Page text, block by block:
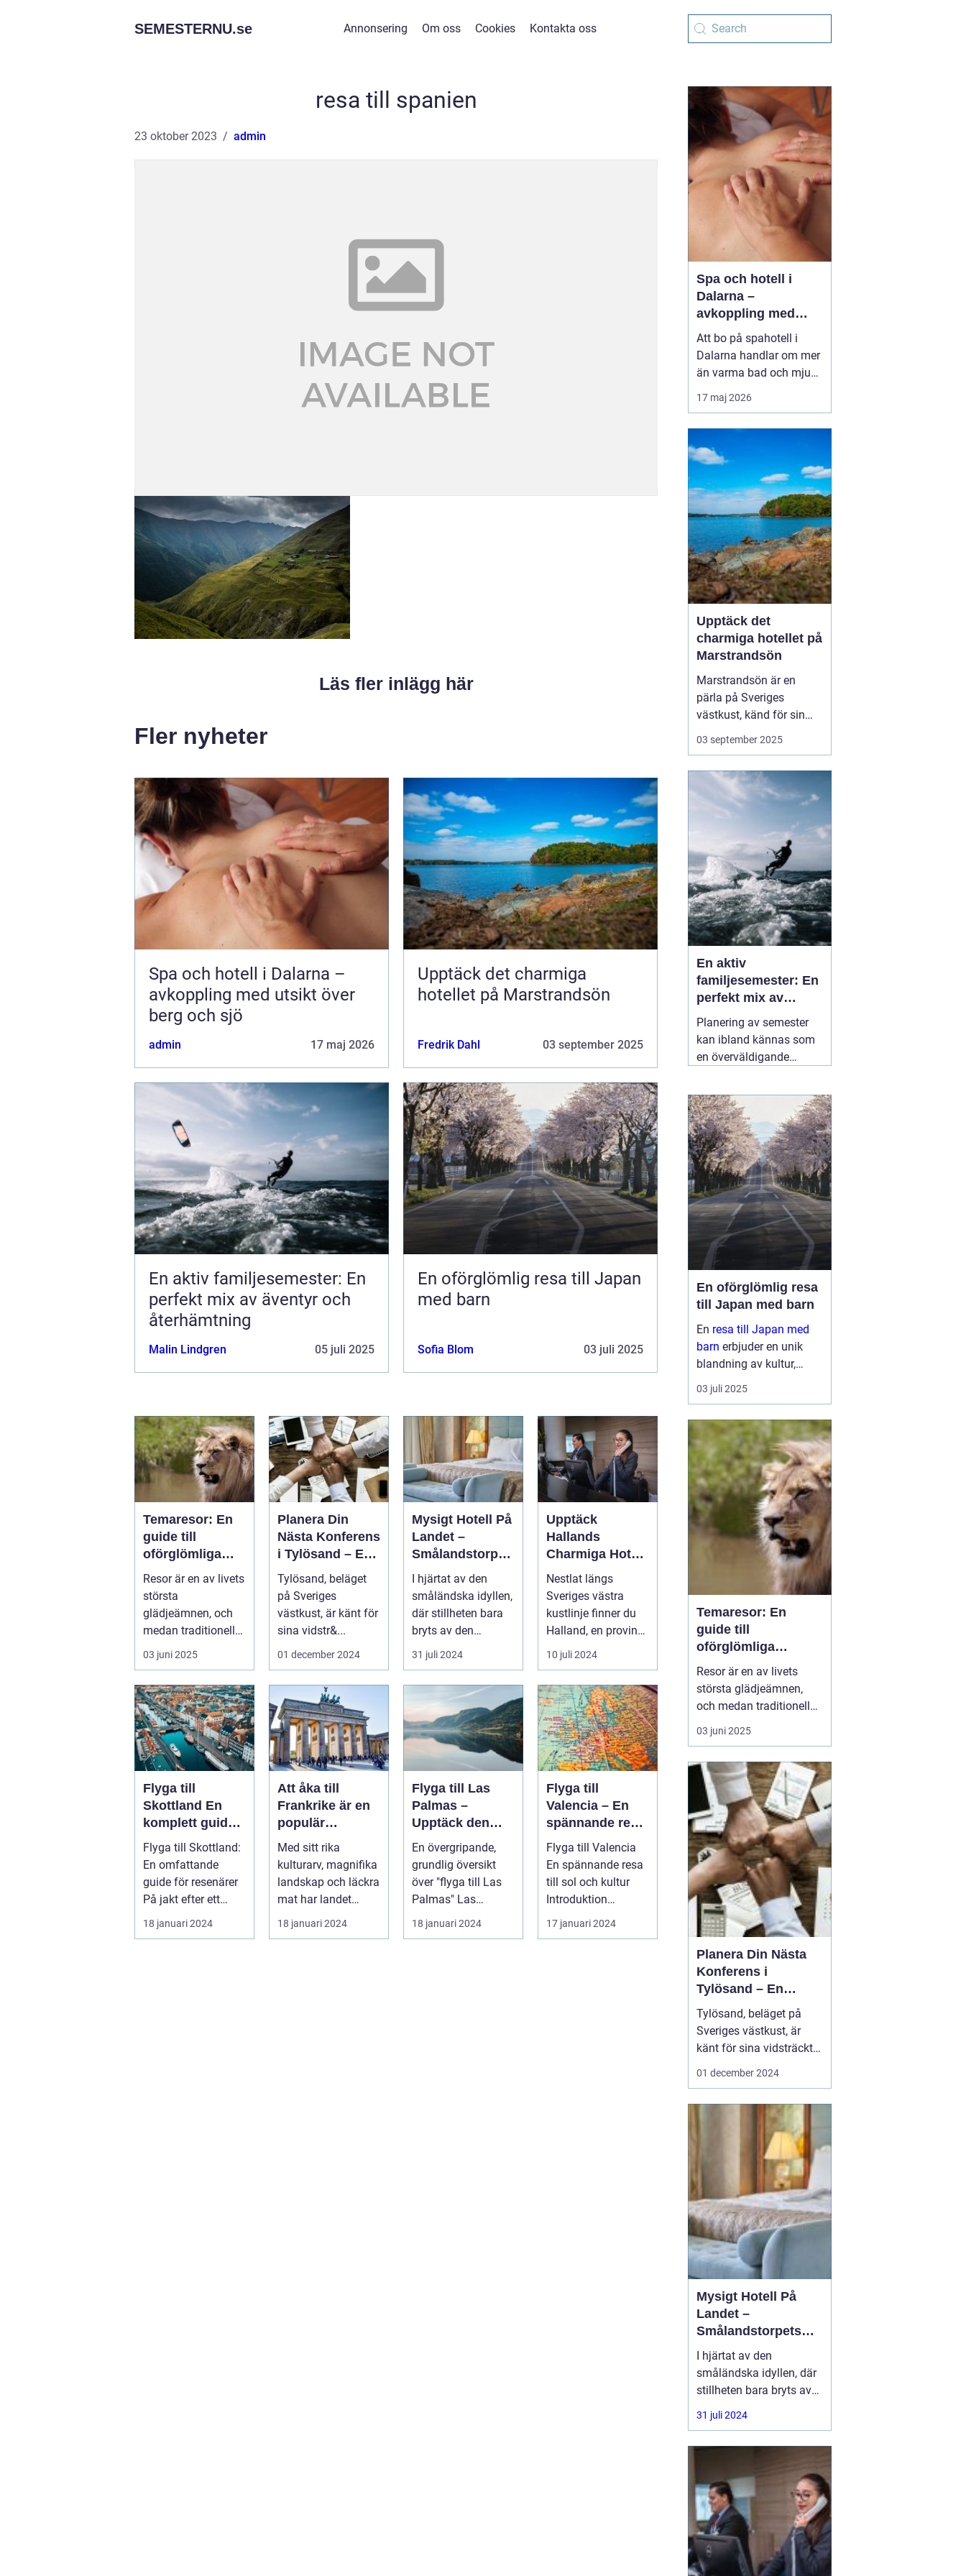
SEMESTERNU.se Annonsering Om oss Cookies Kontakta oss
resa till spanien
23 oktober 2023 admin
Läs fler inlägg här
Fler nyheter
Spa och hotell i Dalarna –
avkoppling med utsikt över
berg och sjö
admin 17 maj 2026
Upptäck det charmiga
hotellet på Marstrandsön
Fredrik Dahl 03 september 2025
En aktiv familjesemester: En
perfekt mix av äventyr och
återhämtning
Malin Lindgren 05 juli 2025
En oförglömlig resa till Japan
med barn
Sofia Blom 03 juli 2025
Temaresor: En
guide till
oförglömliga
upplevelser
Resor är en av livets
största
glädjeämnen, och
medan traditionella
resor kan bju...
03 juni 2025
Planera Din
Nästa Konferens
i Tylösand – En
Oslagbar
Upplevelse
Tylösand, beläget
på Sveriges
västkust, är känt för
sina vidstr&...
01 december 2024
Mysigt Hotell På
Landet –
Smålandstorpet
s Enchanted
Retreat
I hjärtat av den
småländska idyllen,
där stillheten bara
bryts av den
harmonisk...
31 juli 2024
Upptäck
Hallands
Charmiga Hotell
och Boende
Nestlat längs
Sveriges västra
kustlinje finner du
Halland, en provins
vars landskap och
ku...
10 juli 2024
Flyga till
Skottland En
komplett guide
för resenärer
Flyga till Skottland:
En omfattande
guide för resenärer
På jakt efter ett
äventyr i det vackra
Skot...
18 januari 2024
Att åka till
Frankrike är en
populär
destination för
många
resenärer
Med sitt rika
kulturarv, magnifika
landskap och läckra
mat har landet
mycket att erbjuda. I
denna ar...
18 januari 2024
Flyga till Las
Palmas –
Upptäck den
underbara ön
Gran Canaria
En övergripande,
grundlig översikt
över "flyga till Las
Palmas" Las
Palmas är
huvudstaden på
18 januari 2024
Flyga till
Valencia – En
spännande resa
till sol och
kultur
Flyga till Valencia
En spännande resa
till sol och kultur
Introduktion
Valencia, beläget
längs Sp...
17 januari 2024
Spa och hotell i
Dalarna –
avkoppling med
utsikt över berg och
sjö
Att bo på spahotell i
Dalarna handlar om mer
än varma bad och mjuka
badrockar. Många söker
en paus från vardagen,
Dalarna möts stillhet,
starka traditione...
17 maj 2026
Upptäck det
charmiga hotellet på
Marstrandsön
Marstrandsön är en
pärla på Sveriges
västkust, känd för sin
historiska betydelse och
pittoreska omgivning.
dess natursköna
skönhet, kulturella
03 september 2025
En aktiv
familjesemester: En
perfekt mix av
äventyr och
återhämtning
Planering av semester
kan ibland kännas som
en överväldigande
strävar efter att
tillfredsställa alla
familjemedlemmars
önskemål. En05 juli
2025
En oförglömlig resa
till Japan med barn
En resa till Japan med
barn erbjuder en unik
blandning av kultur,
historia och naturliga
skönheter. Landet är
renlighet oc...
03 juli 2025
Temaresor: En
guide till
oförglömliga
upplevelser
Resor är en av livets
största glädjeämnen,
och medan traditionella
resor kan bjuda på
avkoppling och vila,
temaresor en unik
möjlighet att fördjupa
sig i specifika intressen
eller aktiviteter. De...
03 juni 2025
Planera Din Nästa
Konferens i
Tylösand – En
Oslagbar
Upplevelse
Tylösand, beläget på
Sveriges västkust, är
känt för sina vidsträckta
stränder, idylliska natur
semesterfirare. Men
bortom sanddynerna
och det friska
01 december 2024
Mysigt Hotell På
Landet –
Smålandstorpets
Enchanted Retreat
I hjärtat av den
småländska idyllen, där
stillheten bara bryts av
den harmoniska sången
från skogens djur, hittar
31 juli 2024